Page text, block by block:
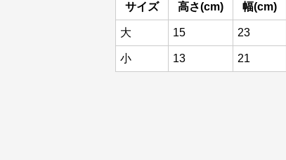
サイズ 高さ(cm) 幅(cm)
大 15 23
小 13 21